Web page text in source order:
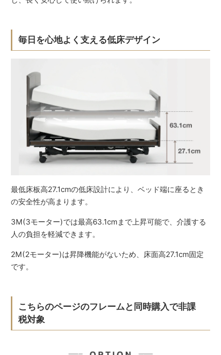
毎日を心地よく支える低床デザイン
最低床板高27.1cmの低床設計により、ベッド端に座るとき
の安全性が高まります。
3M(3モーター)では最高63.1cmまで上昇可能で、介護する
人の負担を軽減できます。
2M(2モーター)は昇降機能がないため、床面高27.1cm固定
です。
こちらのページのフレームと同時購入で非課
税対象